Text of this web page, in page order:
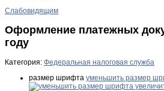
Слабовидящим
Оформление платежных
году
Категория: Федеральная налоговая служба
размер шрифта уменьшить размер